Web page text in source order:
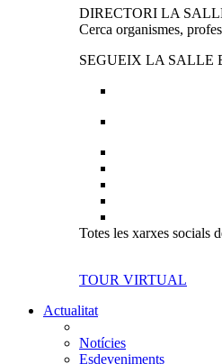
DIRECTORI LA
Cerca organismes,
SEGUEIX LA SALLE
Totes les xarxes socials
TOUR VIRTUAL
Actualitat
Notícies
Esdeveniments